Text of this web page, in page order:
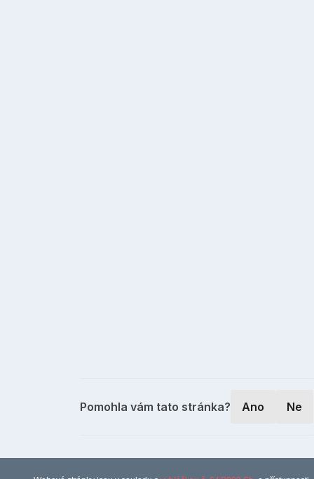
Pomohla vám tato stránka? Ano Ne